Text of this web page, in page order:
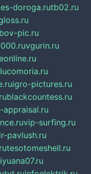
doroga.rutb02.ru
pic.ru
vgurin.ru
lucomoria.ru
igro-pictures.ru
blackcountess.ru
appraisal.ru
vip-surfing.ru
pavlush.ru
tesotomeshell.ru